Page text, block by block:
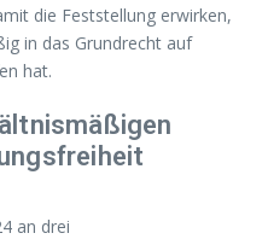
die Feststellung erwirken,
in das Grundrecht auf
hat.
an drei